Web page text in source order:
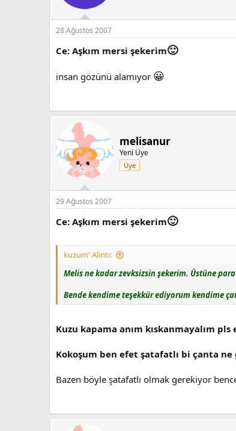
28 Ağustos 2007
Ce: Aşkım mersi şekerim🙂
insan gözünü alamıyor 😀
melisanur
Yeni Üye
Üye
29 Ağustos 2007
Ce: Aşkım mersi şekerim🙂
kuzum' Alıntı:
Melis ne kadar zevksizsin şekerim. Üstüne
Bende kendime teşekkür ediyorum kendime
Kuzu kapama anım kıskanmayalım
Kokoşum ben efet şatafatlı bi çanta
Bazen böyle şatafatlı olmak gerekiyor